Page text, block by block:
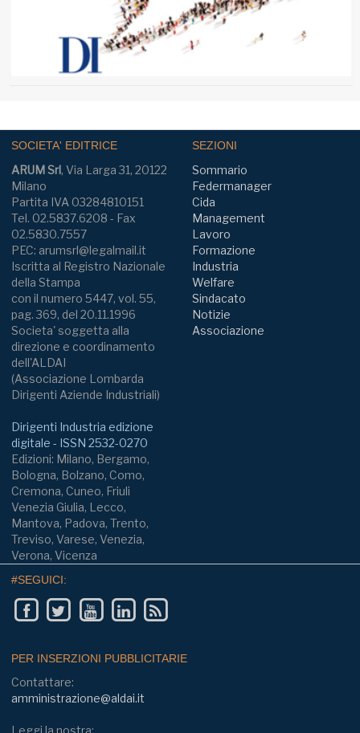
SOCIETA' EDITRICE
ARUM Srl, Via Larga 31, 20122
Milano
Partita IVA 03284810151
Tel. 02.5837.6208 - Fax
02.5830.7557
PEC: arumsrl@legalmail.it
Iscritta al Registro Nazionale
della Stampa
con il numero 5447, vol. 55,
pag. 369, del 20.11.1996
Societa' soggetta alla
direzione e coordinamento
dell'ALDAI
(Associazione Lombarda
Dirigenti Aziende Industriali)
Dirigenti Industria edizione
digitale - ISSN 2532-0270
Edizioni: Milano, Bergamo,
Bologna, Bolzano, Como,
Cremona, Cuneo, Friuli
Venezia Giulia, Lecco,
Mantova, Padova, Trento,
Treviso, Varese, Venezia,
Verona, Vicenza
SEZIONI
Sommario
Federmanager
Cida
Management
Lavoro
Formazione
Industria
Welfare
Sindacato
Notizie
Associazione
#SEGUICI:
PER INSERZIONI PUBBLICITARIE
Contattare:
amministrazione@aldai.it